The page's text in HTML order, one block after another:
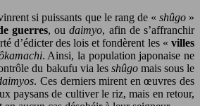
si puissants que le rang de « shûgo»
guerres, oudaimyo, afin de s’affranchir
d’édicter des lois et fondèrent les « villes
. Ainsi, la population japonaise ne
du bakufu via les shûgomais sous le
. Ces derniers mirent en œuvres des
paysans de cultiver le riz, mais en retour,